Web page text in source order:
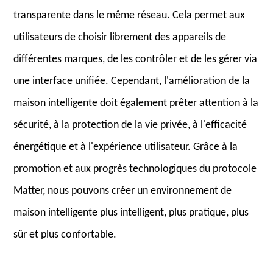
transparente dans le même réseau. Cela permet aux
utilisateurs de choisir librement des appareils de
différentes marques, de les contrôler et de les gérer via
une interface unifiée. Cependant, l'amélioration de la
maison intelligente doit également prêter attention à la
sécurité, à la protection de la vie privée, à l'efficacité
énergétique et à l'expérience utilisateur. Grâce à la
promotion et aux progrès technologiques du protocole
Matter, nous pouvons créer un environnement de
maison intelligente plus intelligent, plus pratique, plus
sûr et plus confortable.